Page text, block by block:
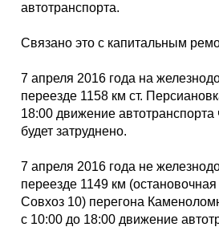
Инфо
Гороскоп
Карты
автотранспорта.
Связано это с капитальным
7 апреля 2016 года на
переезде 1158 км ст.
18:00 движение автотранспорта
будет затруднено.
7 апреля 2016 года не
переезде 1149 км
Совхоз 10) перегона
с 10:00 до 18:00 движение